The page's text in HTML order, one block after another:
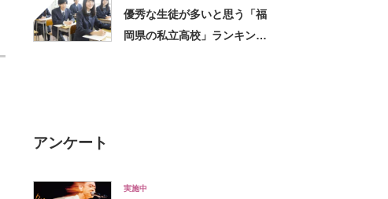
優秀な生徒が多いと思う「福
岡県の私立高校」ランキング
アンケート
実施中